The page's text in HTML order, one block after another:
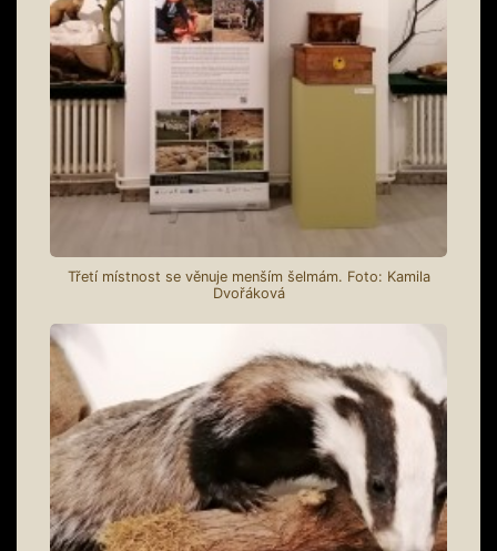
Třetí místnost se věnuje menším šelmám. Foto: Kamila
Dvořáková